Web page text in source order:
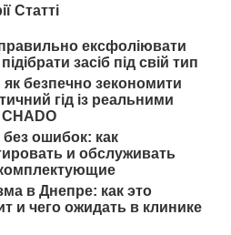
Статті
ексфоліювати
засіб під свій тип
як безпечно зекономити
гід із реальними
ошибок: как
и обслуживать
в Днепре: как это
и чего ожидать в клинике